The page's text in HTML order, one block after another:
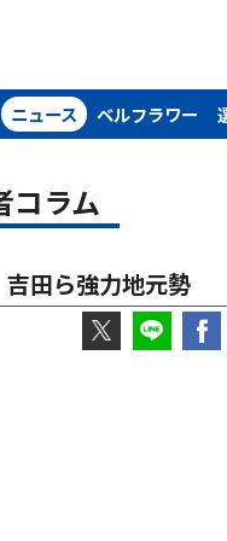
ニュース ベルフラワー
コラム
田ら強力地元勢